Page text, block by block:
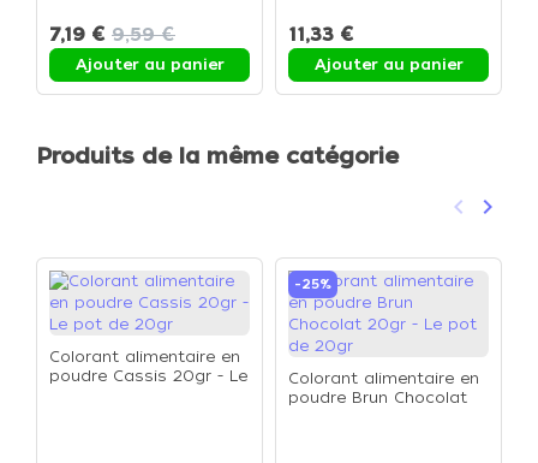
7,19 € 9,59 €
Ajouter au panier
11,33 €
Ajouter au panier
Produits de la même catégorie
Précédent
keyboard_arrow_left keyboard_arrow_right
Colorant alimentaire en
poudre Cassis 20gr - Le
-25%
Colorant alimentaire en
poudre Brun Chocolat